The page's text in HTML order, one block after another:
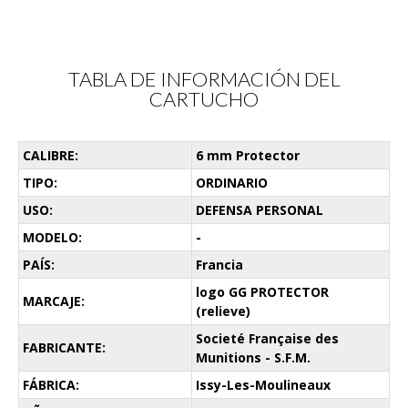
TABLA DE INFORMACIÓN DEL
CARTUCHO
CALIBRE:
6 mm Protector
TIPO:
ORDINARIO
USO:
DEFENSA PERSONAL
MODELO:
-
PAÍS:
Francia
MARCAJE:
logo GG PROTECTOR
(relieve)
FABRICANTE:
Societé Française des
Munitions - S.F.M.
FÁBRICA:
Issy-Les-Moulineaux